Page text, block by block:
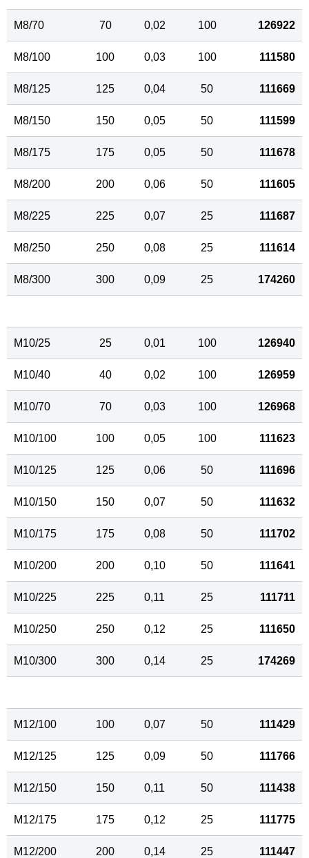
M8/70 70 0,02 100 126922
M8/100 100 0,03 100 111580
M8/125 125 0,04 50 111669
M8/150 150 0,05 50 111599
M8/175 175 0,05 50 111678
M8/200 200 0,06 50 111605
M8/225 225 0,07 25 111687
M8/250 250 0,08 25 111614
M8/300 300 0,09 25 174260
M10/25 25 0,01 100 126940
M10/40 40 0,02 100 126959
M10/70 70 0,03 100 126968
M10/100 100 0,05 100 111623
M10/125 125 0,06 50 111696
M10/150 150 0,07 50 111632
M10/175 175 0,08 50 111702
M10/200 200 0,10 50 111641
M10/225 225 0,11 25 111711
M10/250 250 0,12 25 111650
M10/300 300 0,14 25 174269
M12/100 100 0,07 50 111429
M12/125 125 0,09 50 111766
M12/150 150 0,11 50 111438
M12/175 175 0,12 25 111775
M12/200 200 0,14 25 111447